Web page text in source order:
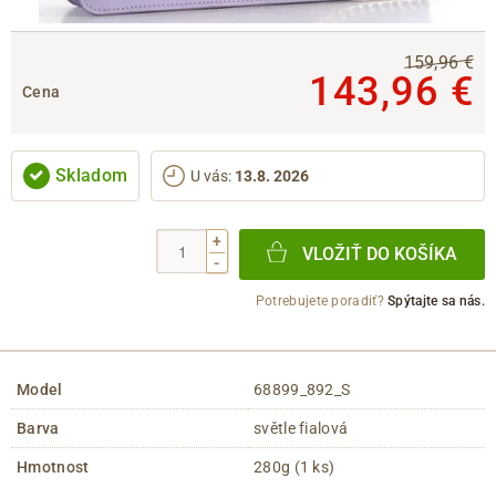
Cena
159,96 €
143,96 €
Skladom U vás: 13.8. 2026
+
-
VLOŽIŤ DO KOŠÍKA
Potrebujete poradiť?Spýtajte sa nás.
Model 68899_892_S
Barva světle fialová
Hmotnost 280g (1 ks)